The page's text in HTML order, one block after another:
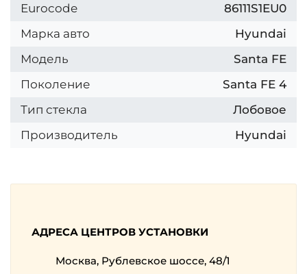
Eurocode
86111S1EU0
Марка авто
Hyundai
Модель
Santa FE
Поколение
Santa FE 4
Тип стекла
Лобовое
Производитель
Hyundai
АДРЕСА ЦЕНТРОВ УСТАНОВКИ
Москва, Рублевское шоссе, 48/1